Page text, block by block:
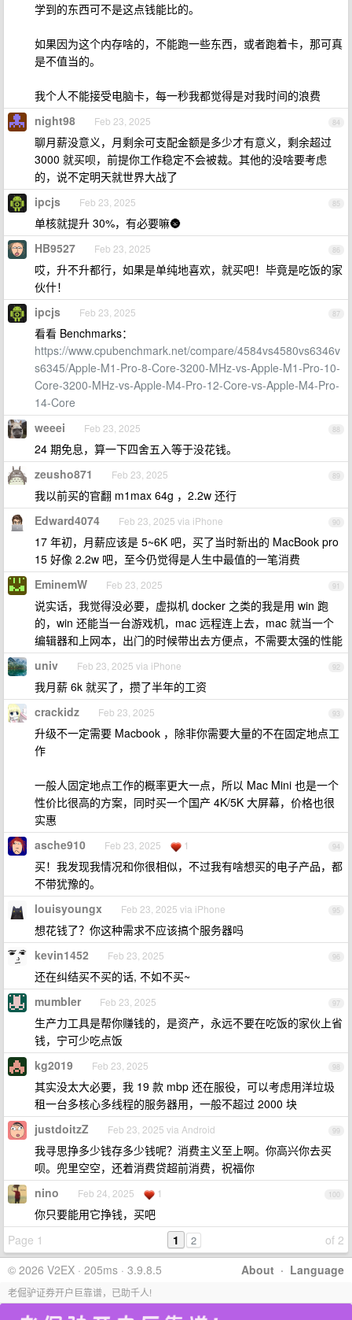
学到的东西可不是这点钱能比的。
如果因为这个内存啥的，不能跑一些东西，或者跑着卡，那可真
是不值当的。
我个人不能接受电脑卡，每一秒我都觉得是对我时间的浪费
84
night98 Feb 23, 2025
聊月薪没意义，月剩余可支配金额是多少才有意义，剩余超过
3000 就买呗，前提你工作稳定不会被裁。其他的没啥要考虑
的，说不定明天就世界大战了
85
ipcjs Feb 23, 2025
单核就提升 30%，有必要嘛🌚
86
HB9527 Feb 23, 2025
哎，升不升都行，如果是单纯地喜欢，就买吧！毕竟是吃饭的家
伙什！
87
ipcjs Feb 23, 2025
看看 Benchmarks：
https://www.cpubenchmark.net/compare/4584vs4580vs6346v
s6345/Apple-M1-Pro-8-Core-3200-MHz-vs-Apple-M1-Pro-10-
Core-3200-MHz-vs-Apple-M4-Pro-12-Core-vs-Apple-M4-Pro-
14-Core
88
weeei Feb 23, 2025
24 期免息，算一下四舍五入等于没花钱。
89
zeusho871 Feb 23, 2025
我以前买的官翻 m1max 64g ，2.2w 还行
90
Edward4074 Feb 23, 2025 via iPhone
17 年初，月薪应该是 5~6K 吧，买了当时新出的 MacBook pro
15 好像 2.2w 吧，至今仍觉得是人生中最值的一笔消费
91
EminemW Feb 23, 2025
说实话，我觉得没必要，虚拟机 docker 之类的我是用 win 跑
的，win 还能当一台游戏机，mac 远程连上去，mac 就当一个
编辑器和上网本，出门的时候带出去方便点，不需要太强的性能
92
univ Feb 23, 2025 via iPhone
我月薪 6k 就买了，攒了半年的工资
93
crackidz Feb 23, 2025
升级不一定需要 Macbook ，除非你需要大量的不在固定地点工
作
一般人固定地点工作的概率更大一点，所以 Mac Mini 也是一个
性价比很高的方案，同时买一个国产 4K/5K 大屏幕，价格也很
实惠
94
asche910 Feb 23, 2025 1
买！我发现我情况和你很相似，不过我有啥想买的电子产品，都
不带犹豫的。
95
louisyoungx Feb 23, 2025 via iPhone
想花钱了？你这种需求不应该搞个服务器吗
96
kevin1452 Feb 23, 2025
还在纠结买不买的话, 不如不买~
97
mumbler Feb 23, 2025
生产力工具是帮你赚钱的，是资产，永远不要在吃饭的家伙上省
钱，宁可少吃点饭
98
kg2019 Feb 23, 2025
其实没太大必要，我 19 款 mbp 还在服役，可以考虑用洋垃圾
租一台多核心多线程的服务器用，一般不超过 2000 块
99
justdoitzZ Feb 23, 2025 via Android
我寻思挣多少钱存多少钱呢？消费主义至上啊。你高兴你去买
呗。兜里空空，还着消费贷超前消费，祝福你
100
nino Feb 24, 2025 1
你只要能用它挣钱，买吧
Page 1
of 2
1 2
About · Language
© 2026 V2EX · 205ms · 3.9.8.5
老倔驴证券开户巨靠谱，已助千人!